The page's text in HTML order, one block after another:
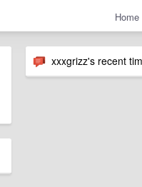
Home
xxxgrizz's recent